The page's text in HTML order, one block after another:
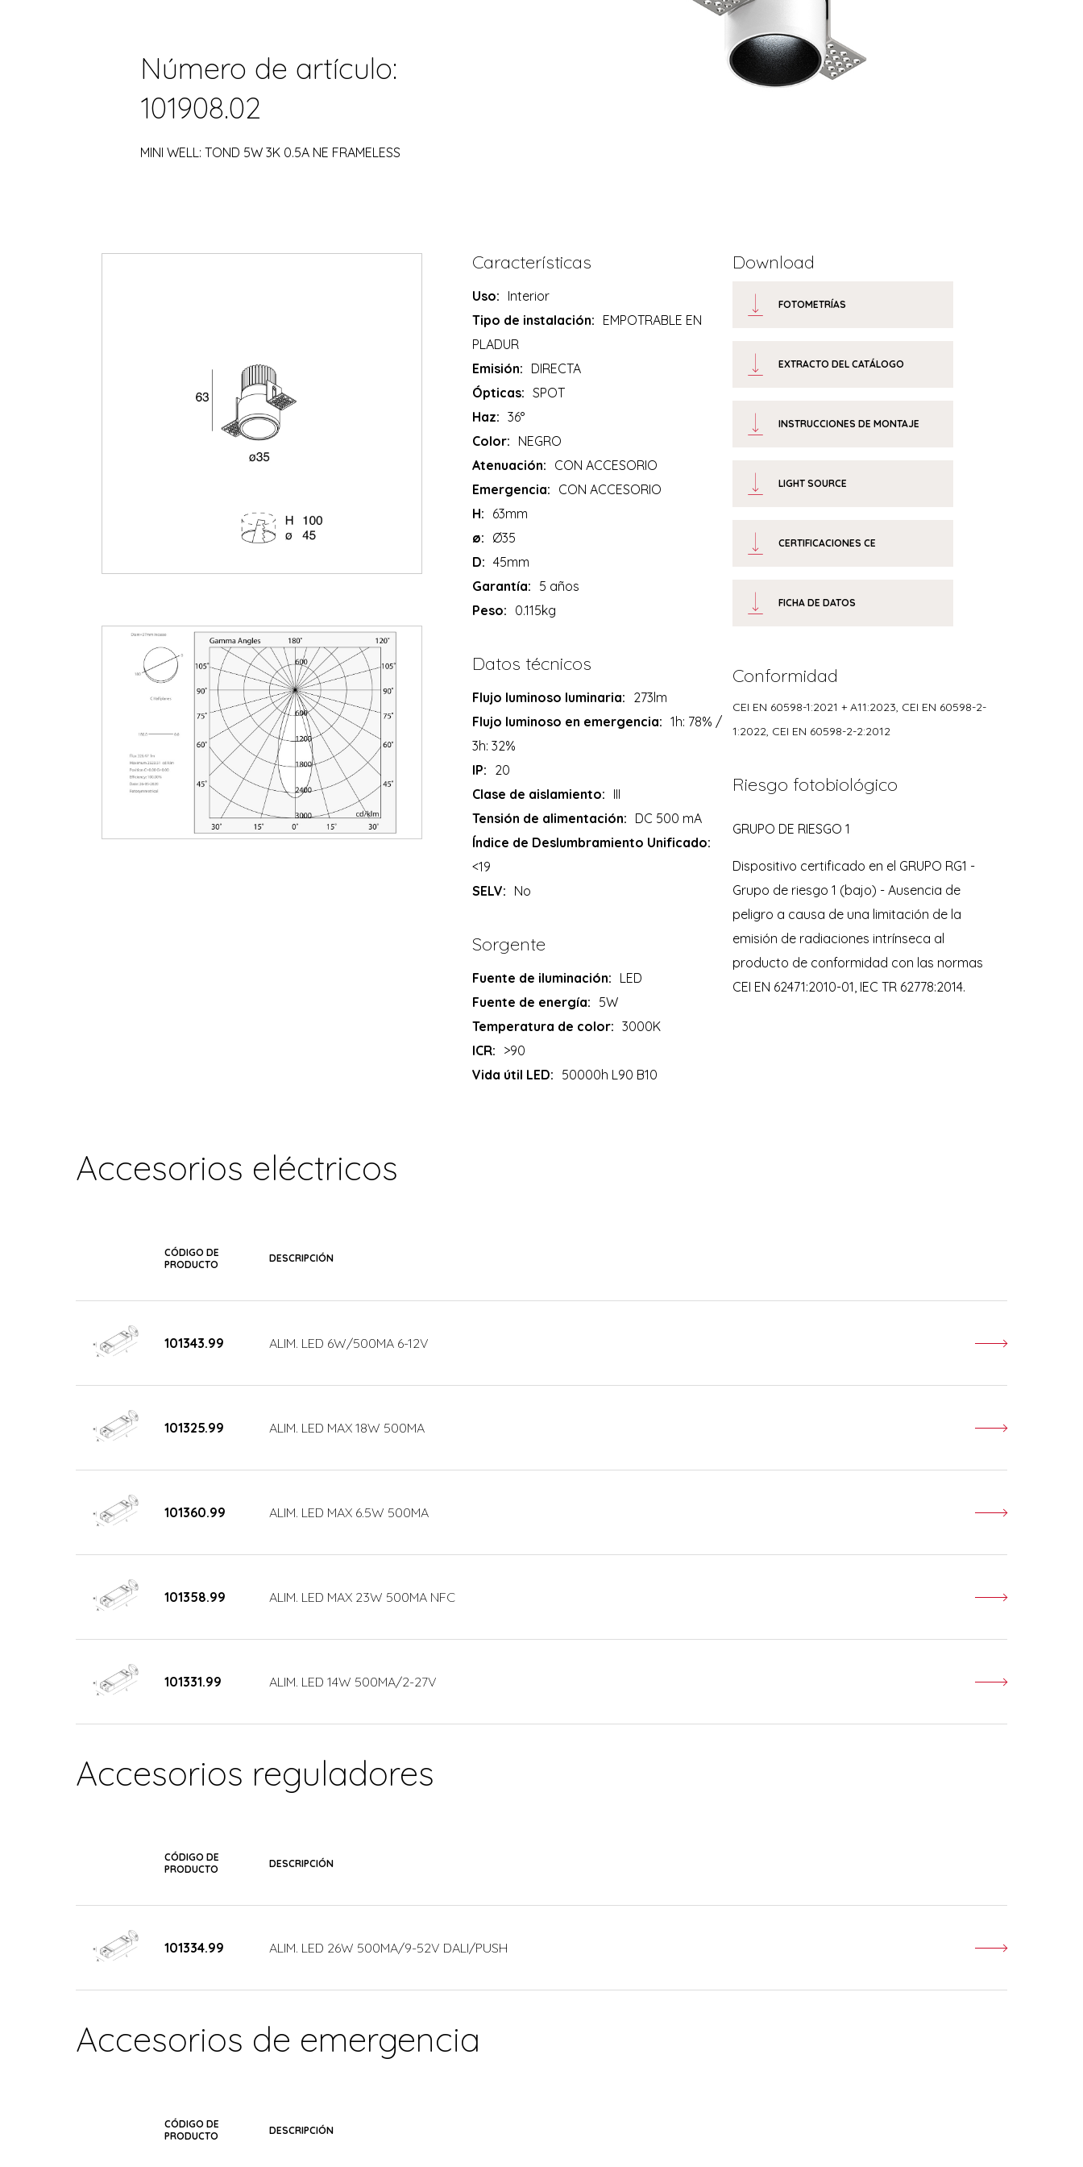
Número de artículo:
101908.02
MINI WELL: TOND 5W 3K 0.5A NE FRAMELESS
Características
Uso: Interior
Tipo de instalación: EMPOTRABLE EN
PLADUR
Emisión: DIRECTA
Ópticas: SPOT
Haz: 36°
Color: NEGRO
Atenuación: CON ACCESORIO
Emergencia: CON ACCESORIO
H: 63mm
ø: Ø35
D: 45mm
Garantía: 5 años
Peso: 0.115kg
Datos técnicos
Flujo luminoso luminaria: 273lm
Flujo luminoso en emergencia: 1h: 78% /
3h: 32%
IP: 20
Clase de aislamiento: III
Tensión de alimentación: DC 500 mA
Índice de Deslumbramiento Unificado:
<19
SELV: No
Sorgente
Fuente de iluminación: LED
Fuente de energía: 5W
Temperatura de color: 3000K
ICR: >90
Vida útil LED: 50000h L90 B10
Download
FOTOMETRÍAS
EXTRACTO DEL CATÁLOGO
INSTRUCCIONES DE MONTAJE
LIGHT SOURCE
CERTIFICACIONES CE
FICHA DE DATOS
Conformidad
CEI EN 60598-1:2021 + A11:2023, CEI EN 60598-2-
1:2022, CEI EN 60598-2-2:2012
Riesgo fotobiológico
GRUPO DE RIESGO 1
Dispositivo certificado en el GRUPO RG1 -
Grupo de riesgo 1 (bajo) - Ausencia de
peligro a causa de una limitación de la
emisión de radiaciones intrínseca al
producto de conformidad con las normas
CEI EN 62471:2010-01, IEC TR 62778:2014.
Accesorios eléctricos
CÓDIGO DE
PRODUCTO
DESCRIPCIÓN
101343.99 ALIM. LED 6W/500MA 6-12V
101325.99 ALIM. LED MAX 18W 500MA
101360.99 ALIM. LED MAX 6.5W 500MA
101358.99 ALIM. LED MAX 23W 500MA NFC
101331.99 ALIM. LED 14W 500MA/2-27V
Accesorios reguladores
CÓDIGO DE
PRODUCTO
DESCRIPCIÓN
101334.99 ALIM. LED 26W 500MA/9-52V DALI/PUSH
Accesorios de emergencia
CÓDIGO DE
PRODUCTO
DESCRIPCIÓN